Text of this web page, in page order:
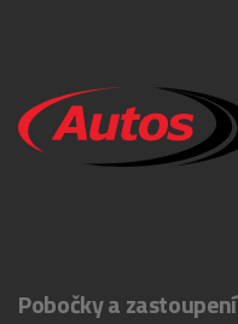
Pobočky a zastoupení